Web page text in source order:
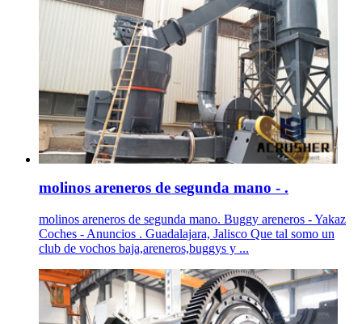
molinos areneros de segunda mano - .
molinos areneros de segunda mano. Buggy areneros - Yakaz
Coches - Anuncios . Guadalajara, Jalisco Que tal somo un
club de vochos baja,areneros,buggys y ...